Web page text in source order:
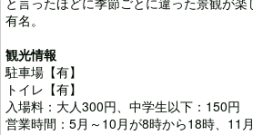
有名。
観光情報
駐車場【有】
トイレ【有】
入場料：大人300円、中学生以下：150円
営業時間：5月～10月が8時から18時、11